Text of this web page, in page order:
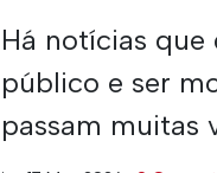
Há notícias
público e ser
passam muitas